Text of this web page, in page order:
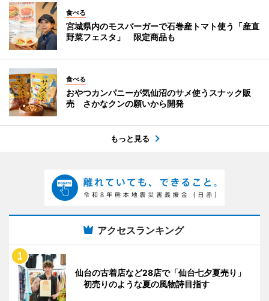
食べる
宮城県内のモスバーガーで石巻産トマト使う「産直
野菜フェスタ」 限定商品も
食べる
おやつカンパニーが気仙沼のサメ使うスナック販
売 さかなクンの願いから開発
もっと見る
アクセスランキング
仙台の古着店など28店で「仙台七夕夏売り」
初売りのような夏の風物詩目指す